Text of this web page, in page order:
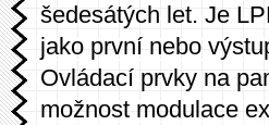
šedesátých let. Je
jako první nebo
Ovládací prvky na
možnost modulace